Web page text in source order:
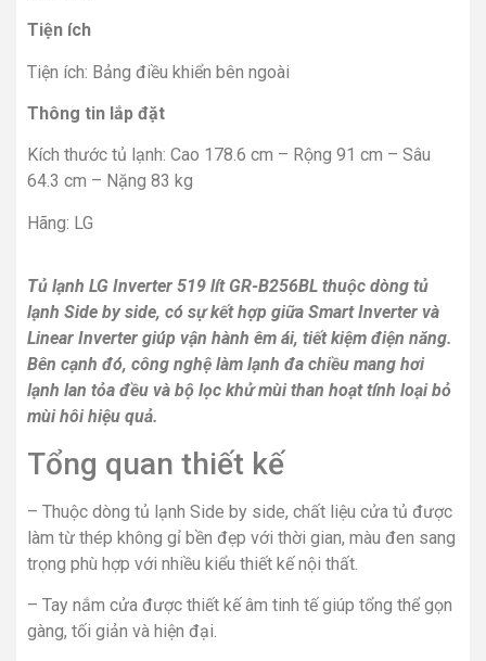
Tiện ích
Tiện ích: Bảng điều khiển bên ngoài
Thông tin lắp đặt
Kích thước tủ lạnh: Cao 178.6 cm – Rộng 91 cm – Sâu
64.3 cm – Nặng 83 kg
Hãng: LG
Tủ lạnh LG Inverter 519 lít GR-B256BL thuộc dòng tủ
lạnh Side by side, có sự kết hợp giữa Smart Inverter và
Linear Inverter giúp vận hành êm ái, tiết kiệm điện năng.
Bên cạnh đó, công nghệ làm lạnh đa chiều mang hơi
lạnh lan tỏa đều và bộ lọc khử mùi than hoạt tính loại bỏ
mùi hôi hiệu quả.
Tổng quan thiết kế
– Thuộc dòng tủ lạnh Side by side, chất liệu cửa tủ được
làm từ thép không gỉ bền đẹp với thời gian, màu đen sang
trọng phù hợp với nhiều kiểu thiết kế nội thất.
– Tay nắm cửa được thiết kế âm tinh tế giúp tổng thể gọn
gàng, tối giản và hiện đại.